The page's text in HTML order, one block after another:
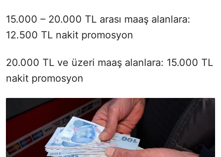
15.000 – 20.000 TL arası maaş alanlara:
12.500 TL nakit promosyon
20.000 TL ve üzeri maaş alanlara: 15.000 TL
nakit promosyon